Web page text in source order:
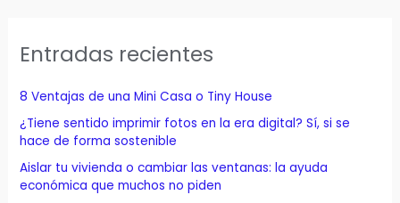
r
p
r
:
Entradas recientes
8 Ventajas de una Mini Casa o Tiny House
¿Tiene sentido imprimir fotos en la era digital? Sí, si se
hace de forma sostenible
Aislar tu vivienda o cambiar las ventanas: la ayuda
económica que muchos no piden